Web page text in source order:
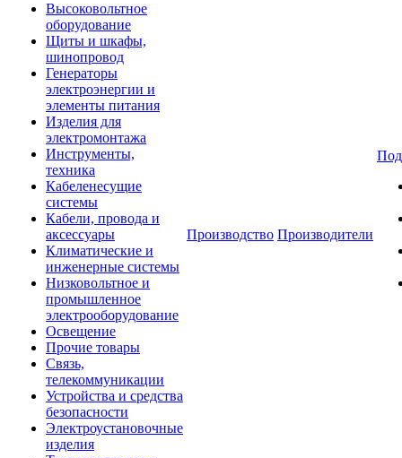
Высоковольтное
оборудование
Щиты и шкафы,
шинопровод
Генераторы
электроэнергии и
элементы питания
Изделия для
электромонтажа
Инструменты,
техника
Кабеленесущие
системы
Кабели, провода и
аксессуары
Климатические и
инженерные системы
Низковольтное и
промышленное
электрооборудование
Освещение
Прочие товары
Связь,
телекоммуникации
Устройства и средства
безопасности
Электроустановочные
изделия
Производство Производители